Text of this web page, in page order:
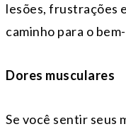
lesões, frustrações
caminho para o
Dores musculares
Se você sentir seus